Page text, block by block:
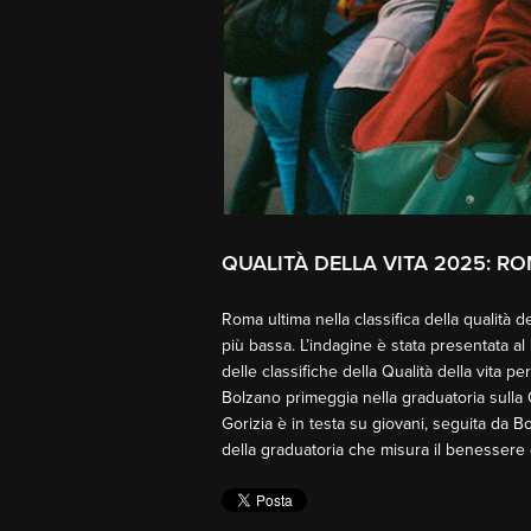
QUALITÀ DELLA VITA 2025:
Roma ultima nella classifica della qualità
più bassa. L’indagine è stata presentata
delle classifiche della Qualità della vita
Bolzano primeggia nella graduatoria
Gorizia è in testa su giovani, seguita da
della graduatoria che misura il benessere